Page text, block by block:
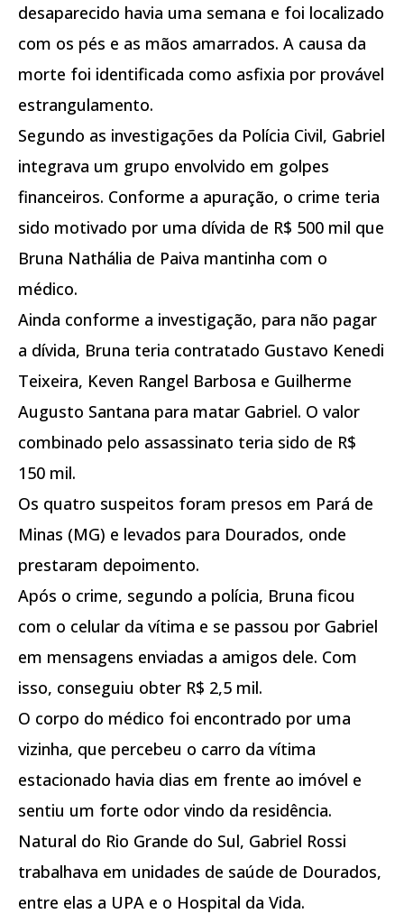
desaparecido havia uma semana e foi localizado
com os pés e as mãos amarrados. A causa da
morte foi identificada como asfixia por provável
estrangulamento.
Segundo as investigações da Polícia Civil, Gabriel
integrava um grupo envolvido em golpes
financeiros. Conforme a apuração, o crime teria
sido motivado por uma dívida de R$ 500 mil que
Bruna Nathália de Paiva mantinha com o
médico.
Ainda conforme a investigação, para não pagar
a dívida, Bruna teria contratado Gustavo Kenedi
Teixeira, Keven Rangel Barbosa e Guilherme
Augusto Santana para matar Gabriel. O valor
combinado pelo assassinato teria sido de R$
150 mil.
Os quatro suspeitos foram presos em Pará de
Minas (MG) e levados para Dourados, onde
prestaram depoimento.
Após o crime, segundo a polícia, Bruna ficou
com o celular da vítima e se passou por Gabriel
em mensagens enviadas a amigos dele. Com
isso, conseguiu obter R$ 2,5 mil.
O corpo do médico foi encontrado por uma
vizinha, que percebeu o carro da vítima
estacionado havia dias em frente ao imóvel e
sentiu um forte odor vindo da residência.
Natural do Rio Grande do Sul, Gabriel Rossi
trabalhava em unidades de saúde de Dourados,
entre elas a UPA e o Hospital da Vida.